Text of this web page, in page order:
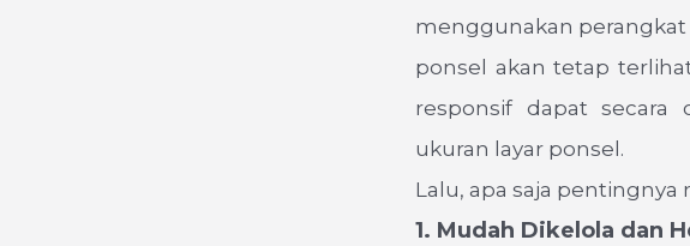
menggunakan perangkat
ponsel akan tetap
responsif dapat secara
ukuran layar ponsel.
Lalu, apa saja
1. Mudah Dikelola dan